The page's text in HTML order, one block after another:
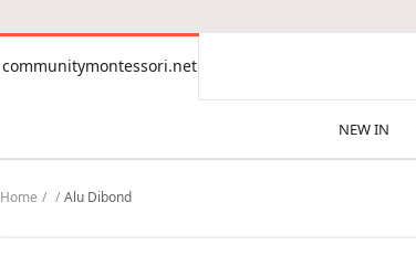
communitymontessori.net
communitymontessori.net
NEW IN
Home Alu Dibond